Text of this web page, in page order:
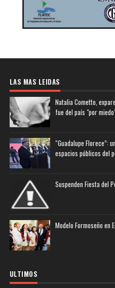
LAS MAS LEIDAS
Natalia Cometto,
fue del país "por
“Guadalupe Florece”:
espacios públicos del
Suspenden Fiesta del
Modelo Formoseño en
ULTIMOS